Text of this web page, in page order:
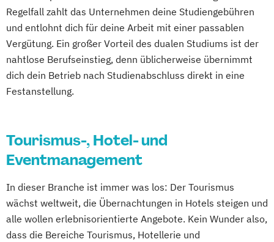
Regelfall zahlt das Unternehmen deine Studiengebühren
und entlohnt dich für deine Arbeit mit einer passablen
Vergütung. Ein großer Vorteil des dualen Studiums ist der
nahtlose Berufseinstieg, denn üblicherweise übernimmt
dich dein Betrieb nach Studienabschluss direkt in eine
Festanstellung.
Tourismus-, Hotel- und
Eventmanagement
In dieser Branche ist immer was los: Der Tourismus
wächst weltweit, die Übernachtungen in Hotels steigen und
alle wollen erlebnisorientierte Angebote. Kein Wunder also,
dass die Bereiche Tourismus, Hotellerie und